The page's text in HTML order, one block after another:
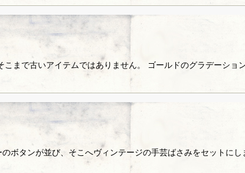
まで古いアイテムではありません。 ゴールドのグラデーショ
ボタンが並び、そこへヴィンテージの手芸ばさみをセットに